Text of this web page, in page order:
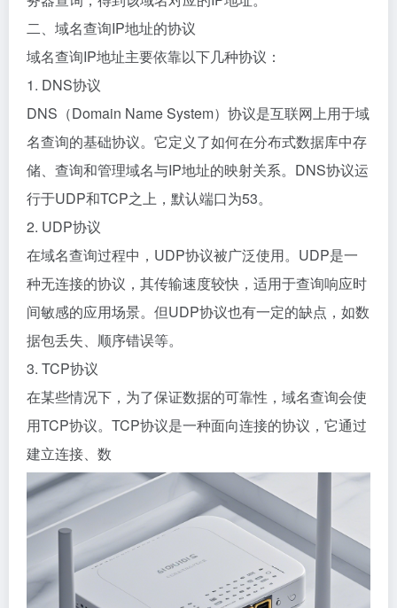
二、域名查询IP地址的协议
域名查询IP地址主要依靠以下几种协议：
1. DNS协议
DNS（Domain Name System）协议是互联网上用于域
名查询的基础协议。它定义了如何在分布式数据库中存
储、查询和管理域名与IP地址的映射关系。DNS协议运
行于UDP和TCP之上，默认端口为53。
2. UDP协议
在域名查询过程中，UDP协议被广泛使用。UDP是一
种无连接的协议，其传输速度较快，适用于查询响应时
间敏感的应用场景。但UDP协议也有一定的缺点，如数
据包丢失、顺序错误等。
3. TCP协议
在某些情况下，为了保证数据的可靠性，域名查询会使
用TCP协议。TCP协议是一种面向连接的协议，它通过
建立连接、数